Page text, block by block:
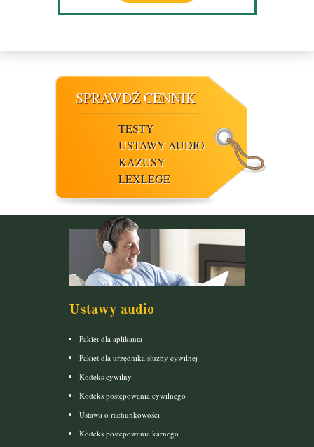
SPRAWDŹ CENNIK
TESTY
USTAWY AUDIO
KAZUSY
LEXLEGE
Ustawy audio
Pakiet dla aplikanta
Pakiet dla urzędnika służby cywilnej
Kodeks cywilny
Kodeks postępowania cywilnego
Ustawa o rachunkowości
Kodeks postepowania karnego